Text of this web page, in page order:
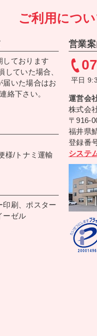
ご利用につ
しております
していた場合、
届いた場合はお
絡下さい。
様/トナミ運輸
印刷、ポスター
ーゼル
営業
平日
運営会
株式会
〒916-
福井県
登録番
システ